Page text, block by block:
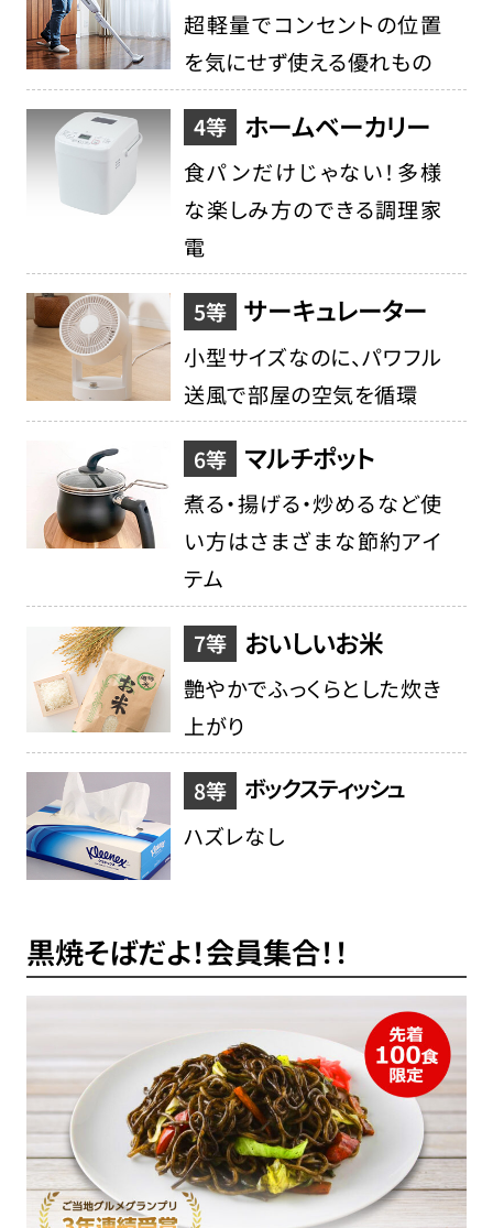
超軽量でコンセントの位置
を気にせず使える優れもの
4等 ホームベーカリー
食パンだけじゃない！多様
な楽しみ方のできる調理家
電
5等 サーキュレーター
小型サイズなのに、パワフル
送風で部屋の空気を循環
6等 マルチポット
煮る・揚げる・炒めるなど使
い方はさまざまな節約アイ
テム
7等 おいしいお米
艶やかでふっくらとした炊き
上がり
8等 ボックスティッシュ
ハズレなし
黒焼そばだよ！会員集合！！